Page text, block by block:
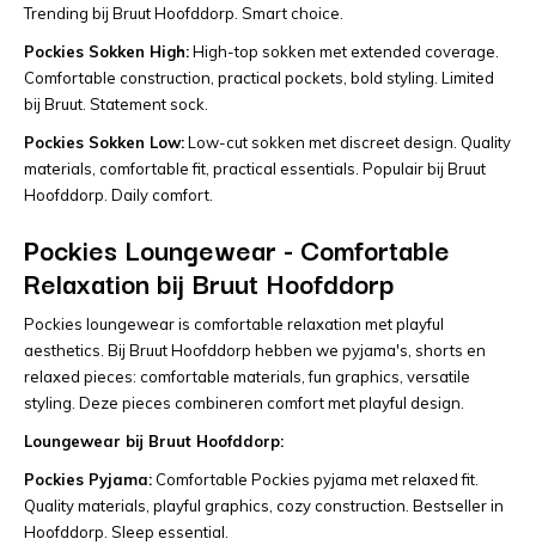
Trending bij Bruut Hoofddorp. Smart choice.
Pockies Sokken High:High-top sokken met extended coverage.
Comfortable construction, practical pockets, bold styling. Limited
bij Bruut. Statement sock.
Pockies Sokken Low:Low-cut sokken met discreet design. Quality
materials, comfortable fit, practical essentials. Populair bij Bruut
Hoofddorp. Daily comfort.
Pockies Loungewear - Comfortable
Relaxation bij Bruut Hoofddorp
Pockies loungewear is comfortable relaxation met playful
aesthetics. Bij Bruut Hoofddorp hebben we pyjama's, shorts en
relaxed pieces: comfortable materials, fun graphics, versatile
styling. Deze pieces combineren comfort met playful design.
Loungewear bij Bruut Hoofddorp:
Pockies Pyjama: Comfortable Pockies pyjama met relaxed fit.
Quality materials, playful graphics, cozy construction. Bestseller in
Hoofddorp. Sleep essential.